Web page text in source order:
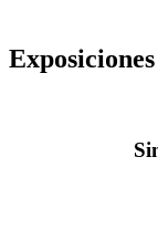
Exposiciones